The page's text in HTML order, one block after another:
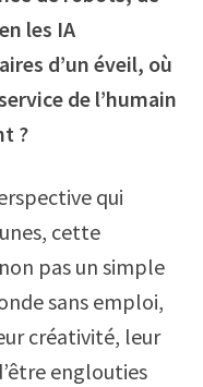
les IA
d’un éveil, où
de l’humain
?
qui
cette
pas un simple
sans emploi,
créativité, leur
englouties